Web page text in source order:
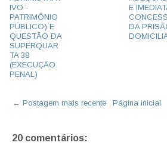
IVO -
PATRIMÔNIO
PÚBLICO) E
QUESTÃO DA
SUPERQUAR
TA 38
(EXECUÇÃO
PENAL)
E
DA
← Postagem mais recente Página inicial
20 comentários: